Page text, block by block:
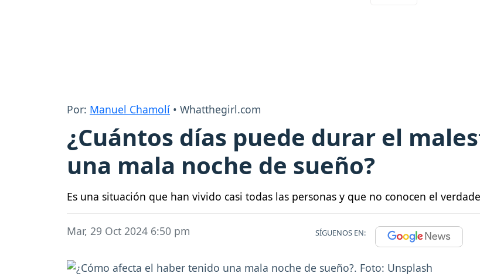
Por: Manuel Chamolí • Whatthegirl.com
¿Cuántos días puede durar el
una mala noche de sueño?
Es una situación que han vivido casi todas las personas y que no conocen el
Mar, 29 Oct 2024 6:50 pm SÍGUENOS EN: